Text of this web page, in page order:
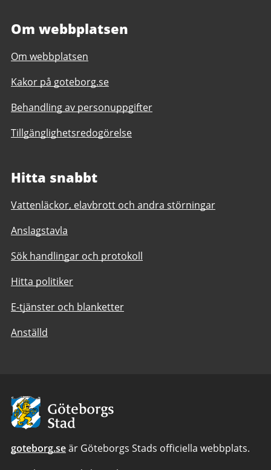
Om webbplatsen
Om webbplatsen
Kakor på goteborg.se
Behandling av personuppgifter
Tillgänglighetsredogörelse
Hitta snabbt
Vattenläckor, elavbrott och andra störningar
Anslagstavla
Sök handlingar och protokoll
Hitta politiker
E-tjänster och blanketter
Anställd
Avsändare:
Göteborgs
Stad
goteborg.seär Göteborgs Stads officiella webbplats.